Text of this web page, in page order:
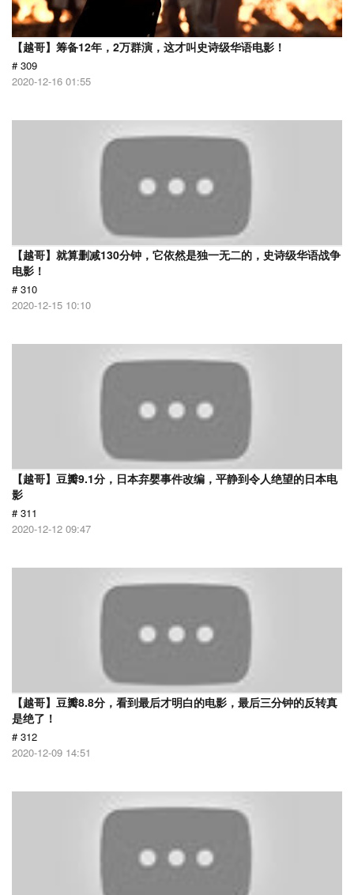
【越哥】筹备12年，2万群演，这才叫史诗级华语电影！
# 309
2020-12-16 01:55
【越哥】就算删减130分钟，它依然是独一无二的，史诗级华语战争
电影！
# 310
2020-12-15 10:10
【越哥】豆瓣9.1分，日本弃婴事件改编，平静到令人绝望的日本电
影
# 311
2020-12-12 09:47
【越哥】豆瓣8.8分，看到最后才明白的电影，最后三分钟的反转真
是绝了！
# 312
2020-12-09 14:51